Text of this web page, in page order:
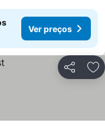
Ver preços
Partilhar